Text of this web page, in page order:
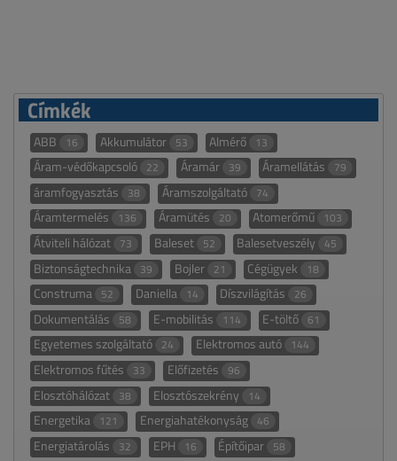
Címkék
ABB 16 Akkumulátor 53 Almérő 13
Áram-védőkapcsoló 22 Áramár 39 Áramellátás 79
áramfogyasztás 38 Áramszolgáltató 74
Áramtermelés 136 Áramütés 20 Atomerőmű 103
Átviteli hálózat 73 Baleset 52 Balesetveszély 45
Biztonságtechnika 39 Bojler 21 Cégügyek 18
Construma 52 Daniella 14 Díszvilágítás 26
Dokumentálás 58 E-mobilitás 114 E-töltő 61
Egyetemes szolgáltató 24 Elektromos autó 144
Elektromos fűtés 33 Előfizetés 96
Elosztóhálózat 38 Elosztószekrény 14
Energetika 121 Energiahatékonyság 46
Energiatárolás 32 EPH 16 Építőipar 58